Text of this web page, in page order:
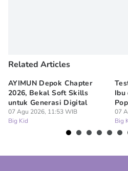
Related Articles
AYIMUN Depok Chapter
2026, Bekal Soft Skills
untuk Generasi Digital
07 Agu 2026, 11:53 WIB
Big Kid
Ibu
07
Big